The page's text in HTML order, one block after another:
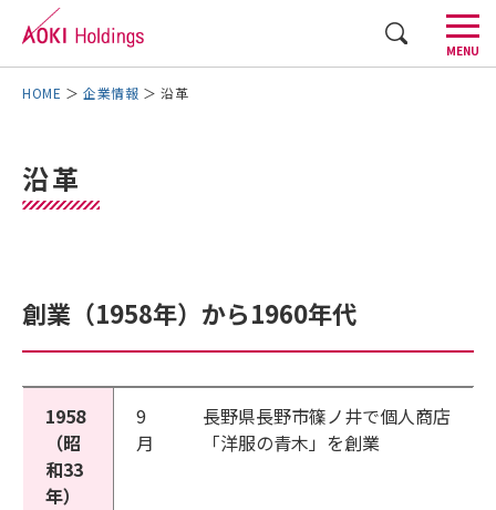
CLOSE
MENU
企業情報 沿革
沿革
創業（1958年）から1960年代
1958
（昭
和33
年）
9
月
長野県長野市篠ノ井で個人商店
「洋服の青木」を創業
AOKIグループについて
株主・投資家情報
企業情報
お問い合わせ English